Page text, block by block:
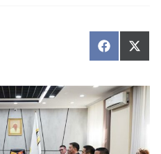
Х
у
а
а
л
ц
а
х
Т
э
э